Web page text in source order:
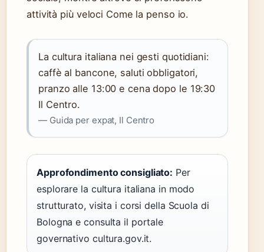
attività più veloci Come la penso io.
La cultura italiana nei gesti quotidiani:
caffè al bancone, saluti obbligatori,
pranzo alle 13:00 e cena dopo le 19:30
Il Centro.
— Guida per expat, Il Centro
Approfondimento consigliato: Per
esplorare la cultura italiana in modo
strutturato, visita i corsi della Scuola di
Bologna e consulta il portale
governativo cultura.gov.it.